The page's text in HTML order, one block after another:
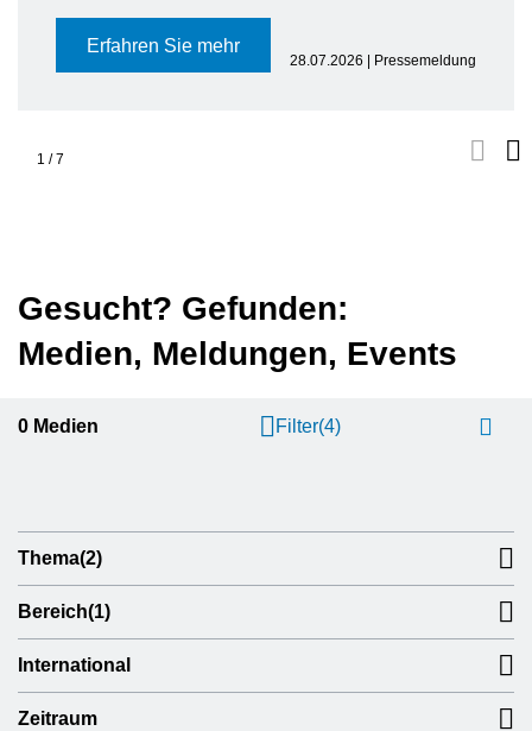
Erfahren Sie mehr
28.07.2026 | Pressemeldung
1 /7
Gesucht? Gefunden:
Medien, Meldungen, Events
0 Medien Filter(4)
Thema(2)
Bereich(1)
International
Zeitraum